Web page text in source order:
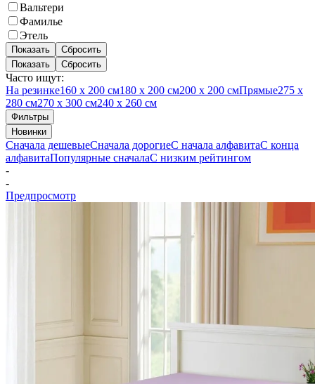
Вальтери
Фамилье
Этель
Показать
Сбросить
Показать
Сбросить
Часто ищут:
На резинке160 х 200 см180 х 200 см200 х 200 смПрямые275 х
280 см270 х 300 см240 х 260 см
Фильтры
Новинки
Сначала дешевыеСначала дорогиеС начала алфавитаС конца
алфавитаПопулярные сначалаС низким рейтингом
-
-
Предпросмотр